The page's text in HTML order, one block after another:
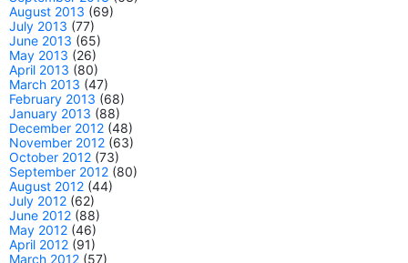
August 2013 (69)
July 2013 (77)
June 2013 (65)
May 2013 (26)
April 2013 (80)
March 2013 (47)
February 2013 (68)
January 2013 (88)
December 2012 (48)
November 2012 (63)
October 2012 (73)
September 2012 (80)
August 2012 (44)
July 2012 (62)
June 2012 (88)
May 2012 (46)
April 2012 (91)
March 2012 (57)